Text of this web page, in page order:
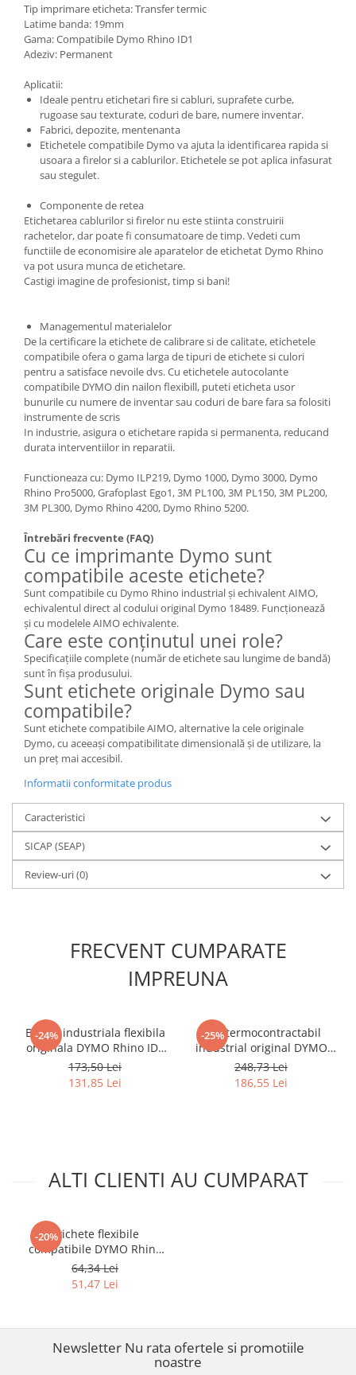
Tip imprimare eticheta: Transfer termic
Latime banda: 19mm
Gama: Compatibile Dymo Rhino ID1
Adeziv: Permanent
Aplicatii:
Ideale pentru etichetari fire si cabluri, suprafete curbe,
rugoase sau texturate, coduri de bare, numere inventar.
Fabrici, depozite, mentenanta
Etichetele compatibile Dymo va ajuta la identificarea rapida si
usoara a firelor si a cablurilor. Etichetele se pot aplica infasurat
sau stegulet.
Componente de retea
Etichetarea cablurilor si firelor nu este stiinta construirii
rachetelor, dar poate fi consumatoare de timp. Vedeti cum
functiile de economisire ale aparatelor de etichetat Dymo Rhino
va pot usura munca de etichetare.
Castigi imagine de profesionist, timp si bani!
Managementul materialelor
De la certificare la etichete de calibrare si de calitate, etichetele
compatibile ofera o gama larga de tipuri de etichete si culori
pentru a satisface nevoile dvs. Cu etichetele autocolante
compatibile DYMO din nailon flexibill, puteti eticheta usor
bunurile cu numere de inventar sau coduri de bare fara sa folositi
instrumente de scris
In industrie, asigura o etichetare rapida si permanenta, reducand
durata interventiilor in reparatii.
Functioneaza cu: Dymo ILP219, Dymo 1000, Dymo 3000, Dymo
Rhino Pro5000, Grafoplast Ego1, 3M PL100, 3M PL150, 3M PL200,
3M PL300, Dymo Rhino 4200, Dymo Rhino 5200.
Întrebări frecvente (FAQ)
Cu ce imprimante Dymo sunt
compatibile aceste etichete?
Sunt compatibile cu Dymo Rhino industrial și echivalent AIMO,
echivalentul direct al codului original Dymo 18489. Funcționează
și cu modelele AIMO echivalente.
Care este conținutul unei role?
Specificațiile complete (număr de etichete sau lungime de bandă)
sunt în fișa produsului.
Sunt etichete originale Dymo sau
compatibile?
Sunt etichete compatibile AIMO, alternative la cele originale
Dymo, cu aceeași compatibilitate dimensională și de utilizare, la
un preț mai accesibil.
Informatii conformitate produs
Caracteristici
SICAP (SEAP)
Review-uri(0)
FRECVENT CUMPARATE
IMPREUNA
-24%
Banda industriala flexibila
originala DYMO Rhino ID1
19 mm negru pe alb pentru
cabluri, patch panel-uri,
rack-uri si centre de date
173,50 Lei
131,85 Lei
-25%
Tub termocontractabil
industrial original DYMO
Rhino ID1 12 mm negru pe
alb pentru automatizari,
panouri electrice si
248,73 Lei
186,55 Lei
ALTI CLIENTI AU CUMPARAT
-20%Etichete flexibile
compatibile DYMO Rhino
18491 galben 19 mm
pentru marcarea cablurilor,
conductorilor și firelor prin
64,34 Lei
51,47 Lei
Newsletter Nu rata ofertele si promotiile
noastre